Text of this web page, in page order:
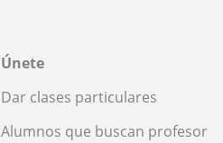
Únete
Dar clases particulares
Alumnos que buscan profesor